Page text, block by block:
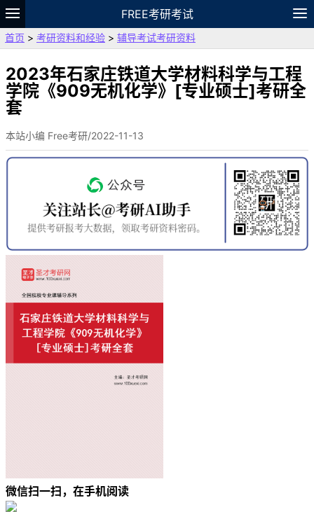
FREE考研考试
题库
故事 专题 APP 笔记
VIP
资料
首页 > 考研资料和经验 > 辅导考试考研资料
2023年石家庄铁道大学材料科学与工程
学院《909无机化学》[专业硕士]考研全
套
本站小编 Free考研/2022-11-13
微信扫一扫，在手机阅读